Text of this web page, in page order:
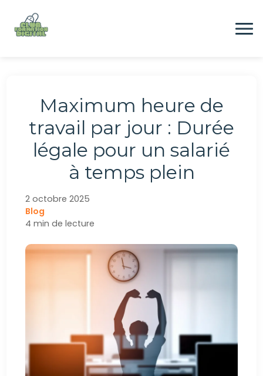
contenu
Emploi
Maximum heure de
travail par jour : Durée
légale pour un salarié
à temps plein
2 octobre 2025
Blog
4 min de lecture